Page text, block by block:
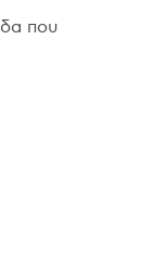
που